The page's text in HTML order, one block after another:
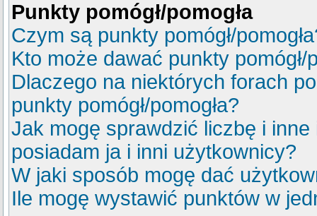
Punkty pomógł/pomogła
Czym są punkty pomógł/
Kto może dawać punkty pomógł/
Dlaczego na niektórych forach
punkty pomógł/pomogła?
Jak mogę sprawdzić liczbę i
posiadam ja i inni użytkownicy?
W jaki sposób mogę dać
Ile mogę wystawić punktów w